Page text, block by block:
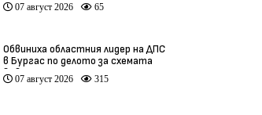
07 август 2026 65
Обвиниха областния лидер на ДПС
в Бургас по делото за схемата
във ВиК
07 август 2026 315